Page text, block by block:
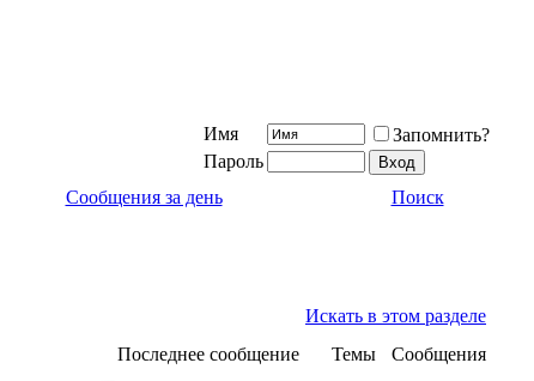
Имя
Запомнить?
Пароль
Сообщения за день Поиск
Искать в этом разделе
Последнее сообщение Темы Сообщения